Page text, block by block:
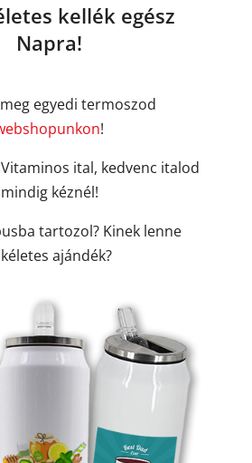
kellék egész
Napra!
egyedi termoszod
!
Vitaminos ital, kedvenc italod
mindig kéznél!
tartozol? Kinek lenne
ajándék?